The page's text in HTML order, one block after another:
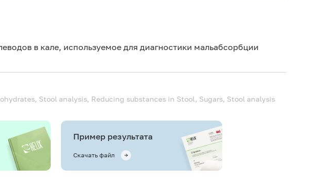
в кале, используемое для диагностики мальабсорбции
Stool analysis, Reducing substances in Stool, Sugars, Stool analysis
Пример результата
Скачать файл